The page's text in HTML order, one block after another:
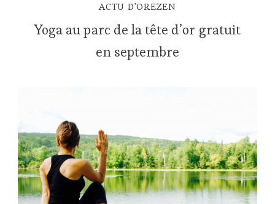
ACTU D'OREZEN
Yoga au parc de la tête d’or gratuit
en septembre